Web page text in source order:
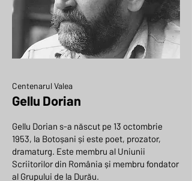
Centenarul Valea
Gellu Dorian
Gellu Dorian s-a născut pe 13 octombrie
1953, la Botoșani și este poet, prozator,
dramaturg. Este membru al Uniunii
Scriitorilor din România și membru fondator
al Grupului de la Durău.